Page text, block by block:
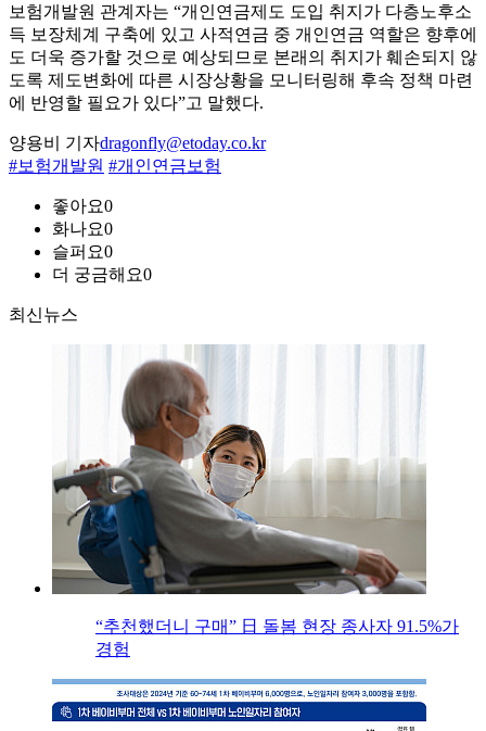
보험개발원 관계자는 “개인연금제도 도입 취지가 다층노후소
득 보장체계 구축에 있고 사적연금 중 개인연금 역할은 향후에
도 더욱 증가할 것으로 예상되므로 본래의 취지가 훼손되지 않
도록 제도변화에 따른 시장상황을 모니터링해 후속 정책 마련
에 반영할 필요가 있다”고 말했다.
양용비 기자dragonfly@etoday.co.kr
#보험개발원 #개인연금보험
좋아요0
화나요0
슬퍼요0
더 궁금해요0
최신뉴스
“추천했더니 구매” 日 돌봄 현장 종사자 91.5%가
경험